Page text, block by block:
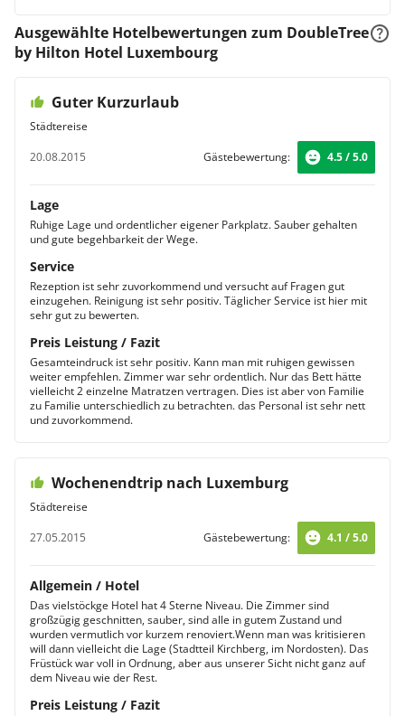
Ausgewählte Hotelbewertungen zum DoubleTree
by Hilton Hotel Luxembourg
Guter Kurzurlaub
Städtereise
20.08.2015
Gästebewertung: 4.5 / 5.0
Lage
Ruhige Lage und ordentlicher eigener Parkplatz. Sauber gehalten
und gute begehbarkeit der Wege.
Service
Rezeption ist sehr zuvorkommend und versucht auf Fragen gut
einzugehen. Reinigung ist sehr positiv. Täglicher Service ist hier mit
sehr gut zu bewerten.
Preis Leistung / Fazit
Gesamteindruck ist sehr positiv. Kann man mit ruhigen gewissen
weiter empfehlen. Zimmer war sehr ordentlich. Nur das Bett hätte
vielleicht 2 einzelne Matratzen vertragen. Dies ist aber von Familie
zu Familie unterschiedlich zu betrachten. das Personal ist sehr nett
und zuvorkommend.
Wochenendtrip nach Luxemburg
Städtereise
27.05.2015
Gästebewertung: 4.1 / 5.0
Allgemein / Hotel
Das vielstöckge Hotel hat 4 Sterne Niveau. Die Zimmer sind
großzügig geschnitten, sauber, sind alle in gutem Zustand und
wurden vermutlich vor kurzem renoviert.Wenn man was kritisieren
will dann vielleicht die Lage (Stadtteil Kirchberg, im Nordosten). Das
Früstück war voll in Ordnung, aber aus unserer Sicht nicht ganz auf
dem Niveau wie der Rest.
Preis Leistung / Fazit